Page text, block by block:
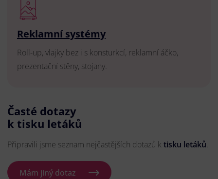
Reklamní systémy
Roll-up, vlajky bez i s konsturkcí, reklamní áčko,
prezentační stěny, stojany.
Časté dotazy
k tisku letáků
Připravili jsme seznam nejčastějších dotazů k tisku letáků.
Mám jiný dotaz